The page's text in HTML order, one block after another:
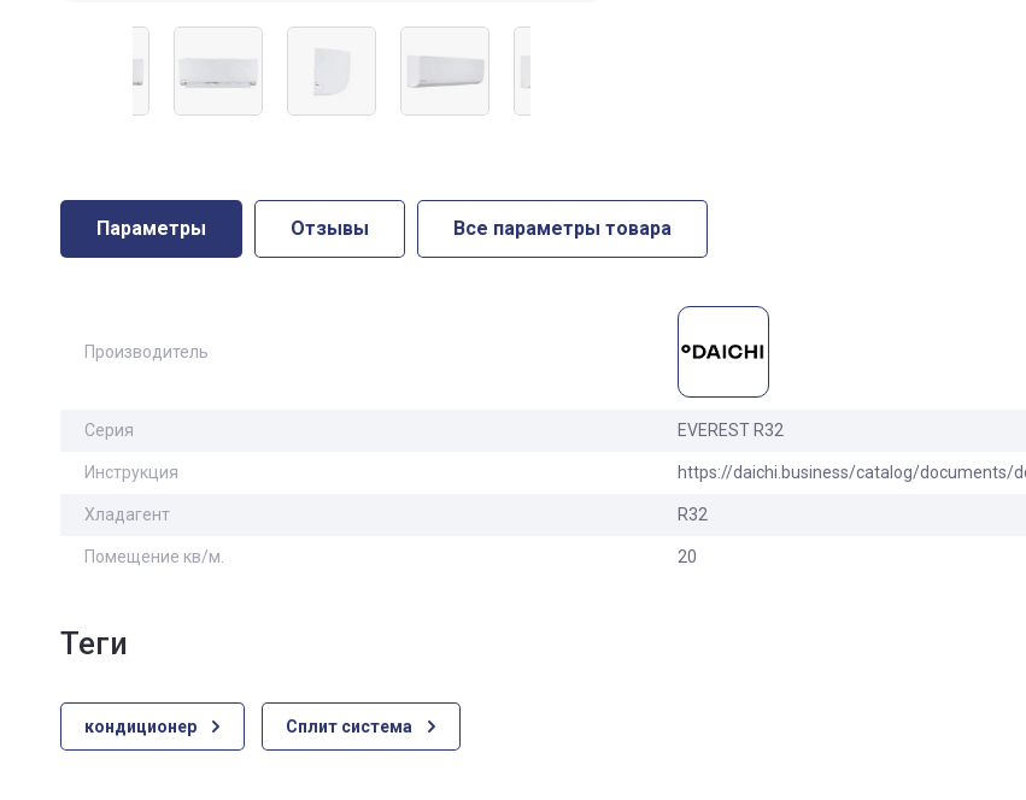
Параметры Отзывы Все параметры товара
Производитель
Серия EVEREST R32
Инструкция https://daichi.business/catalog/documents/
Хладагент R32
Помещение кв/м. 20
теги
кондиционер Сплит система